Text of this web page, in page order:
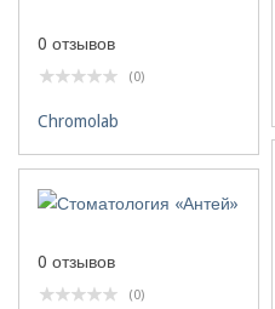
0 отзывов
(0)
Chromolab
0 отзывов
(0)